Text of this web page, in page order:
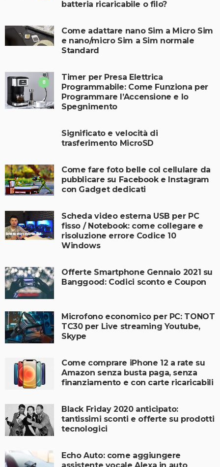
batteria ricaricabile o filo?
Come adattare nano Sim a Micro Sim
e nano/micro Sim a Sim normale
Standard
8
Timer per Presa Elettrica
Programmabile: Come Funziona per
Programmare l’Accensione e lo
Spegnimento
Significato e velocità di
trasferimento MicroSD
Come fare foto belle col cellulare da
pubblicare su Facebook e Instagram
con Gadget dedicati
Scheda video esterna USB per PC
fisso / Notebook: come collegare e
risoluzione errore Codice 10
Windows
Offerte Smartphone Gennaio 2021 su
Banggood: Codici sconto e Coupon
Microfono economico per PC: TONOT
TC30 per Live streaming Youtube,
Skype
Come comprare iPhone 12 a rate su
Amazon senza busta paga, senza
finanziamento e con carte ricaricabili
Black Friday 2020 anticipato:
tantissimi sconti e offerte su prodotti
tecnologici
Echo Auto: come aggiungere